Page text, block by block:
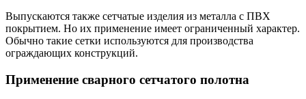
Выпускаются также сетчатые изделия из металла с ПВХ
покрытием. Но их применение имеет ограниченный характер.
Обычно такие сетки используются для производства
ограждающих конструкций.
Применение сварного сетчатого полотна